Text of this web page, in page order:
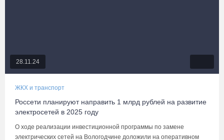
28.11.24
ЖКХ и транспорт
Россети планируют направить 1 млрд рублей на развитие
электросетей в 2025 году
О ходе реализации инвестиционной программы по замене
электрических сетей на Вологодчине доложили на оперативном